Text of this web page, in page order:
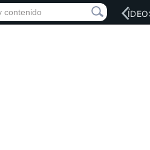
RED SOCIAL MÚSICA